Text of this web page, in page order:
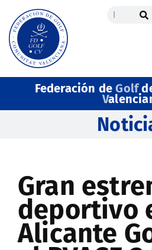
Federación deGolf
V
Gran
deportivo
Alicante